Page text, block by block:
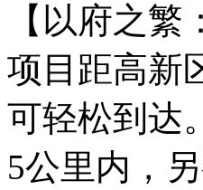
【以府之
项目距高新
可轻松到达。
5公里内，